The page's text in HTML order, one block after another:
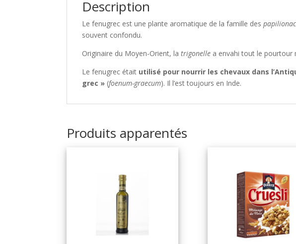
Description
Le fenugrec est une plante aromatique de la famille des
souvent confondu.
Originaire du Moyen-Orient, latrigonelle a envahi tout le pourtour
Le fenugrec était utilisé pour nourrir les chevaux dans
grec » (foenum-graecum). Il l’est toujours en Inde.
Produits apparentés